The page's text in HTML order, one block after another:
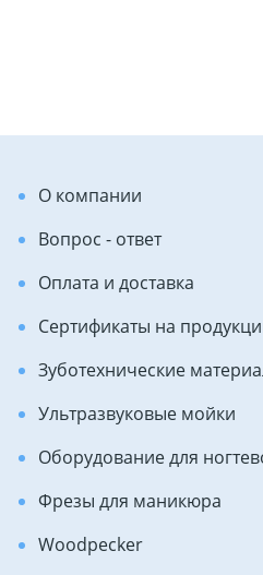
О компании
Вопрос - ответ
Оплата и доставка
Сертификаты на
Зуботехнические
Ультразвуковые мойки
Оборудование для
Фрезы для маникюра
Woodpecker